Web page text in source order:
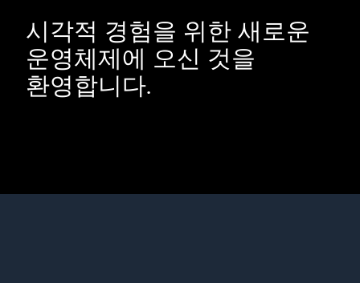
시각적 경험을 위한 새로운
운영체제에 오신 것을
환영합니다.